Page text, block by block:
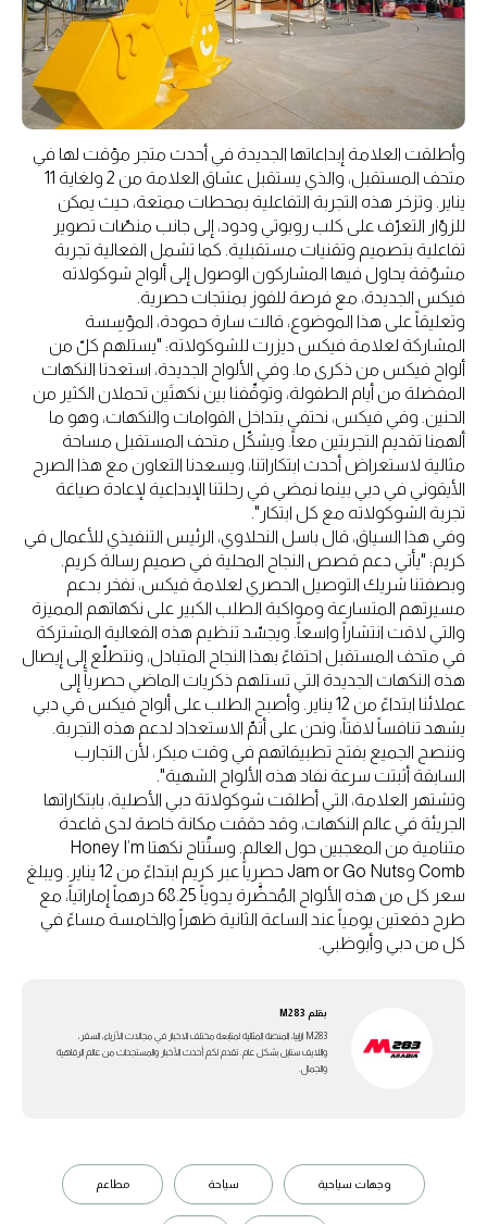
وأطلقت العلامة إبداعاتها الجديدة في أحدث متجر مؤقت لها في
متحف المستقبل، والذي يستقبل عشاق العلامة من 2 ولغاية 11
يناير. وتزخر هذه التجربة التفاعلية بمحطات ممتعة، حيث يمكن
للزوّار التعرّف على كلب روبوتي ودود، إلى جانب منصّات تصوير
تفاعلية بتصميم وتقنيات مستقبلية. كما تشمل الفعالية تجربة
مشوّقة يحاول فيها المشاركون الوصول إلى ألواح شوكولاته
فيكس الجديدة، مع فرصة للفوز بمنتجات حصرية.
وتعليقاً على هذا الموضوع، قالت سارة حمودة، المؤسِسة
المشاركة لعلامة فيكس ديزرت للشوكولاته: "يستلهم كلّ من
ألواح فيكس من ذكرى ما. وفي الألواح الجديدة، استعدنا النكهات
المفضلة من أيام الطفولة، وتوقّفنا بين نكهتَين تحملان الكثير من
الحنين. وفي فيكس، نحتفي بتداخل القوامات والنكهات، وهو ما
ألهمنا تقديم التجربتين معاً. ويشكّل متحف المستقبل مساحة
مثالية لاستعراض أحدث ابتكاراتنا، ويسعدنا التعاون مع هذا الصرح
الأيقوني في دبي بينما نمضي في رحلتنا الإبداعية لإعادة صياغة
تجربة الشوكولاته مع كل ابتكار".
وفي هذا السياق، قال باسل النحلاوي، الرئيس التنفيذي للأعمال في
كريم: "يأتي دعم قصص النجاح المحلية في صميم رسالة كريم.
وبصفتنا شريك التوصيل الحصري لعلامة فيكس، نفخر بدعم
مسيرتهم المتسارعة ومواكبة الطلب الكبير على نكهاتهم المميزة
والتي لاقت انتشاراً واسعاً. ويجسّد تنظيم هذه الفعالية المشتركة
في متحف المستقبل احتفاءً بهذا النجاح المتبادل، ونتطلّع إلى إيصال
هذه النكهات الجديدة التي تستلهم ذكريات الماضي حصرياً إلى
عملائنا ابتداءً من 12 يناير. وأصبح الطلب على ألواح فيكس في دبي
يشهد تنافساً لافتاً، ونحن على أتمّ الاستعداد لدعم هذه التجربة.
وننصح الجميع بفتح تطبيقاتهم في وقت مبكر، لأن التجارب
السابقة أثبتت سرعة نفاد هذه الألواح الشهية".
وتشتهر العلامة، التي أطلقت شوكولاتة دبي الأصلية، بابتكاراتها
الجريئة في عالم النكهات، وقد حققت مكانة خاصة لدى قاعدة
متنامية من المعجبين حول العالم. وستُتاح نكهتا Honey I’m
Comb وJam or Go Nuts حصرياً عبر كريم ابتداءً من 12 يناير. ويبلغ
سعر كل من هذه الألواح المُحضَّرة يدوياً 68.25 درهماً إماراتياً، مع
طرح دفعتين يومياً عند الساعة الثانية ظهراً والخامسة مساءً في
كل من دبي وأبوظبي.
بقلم M283
M283 ارابيا، المنصة المثالية لمتابعة مختلف الاخبار في مجالات الأزياء، السفر،
واللايف ستايل بشكل عام. تقدم لكم أحدث الأخبار والمستجدات من عالم الرفاهية
والجمال.
وجهات سياحية سياحة مطاعم